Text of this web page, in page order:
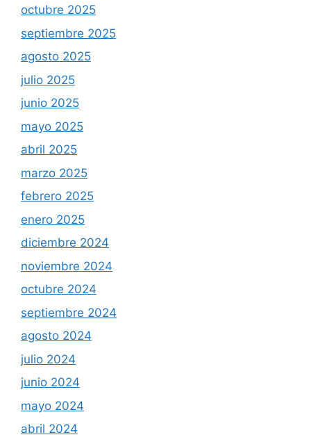
octubre 2025
septiembre 2025
agosto 2025
julio 2025
junio 2025
mayo 2025
abril 2025
marzo 2025
febrero 2025
enero 2025
diciembre 2024
noviembre 2024
octubre 2024
septiembre 2024
agosto 2024
julio 2024
junio 2024
mayo 2024
abril 2024